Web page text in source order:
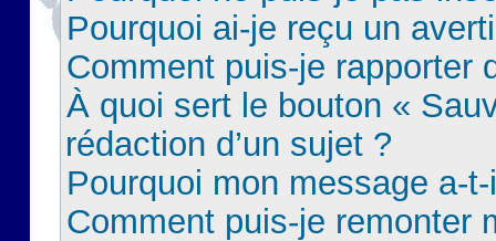
Pourquoi ai-je reçu un
Comment puis-je rapporter
À quoi sert le bouton «
rédaction d’un sujet ?
Pourquoi mon message a-
Comment puis-je remonter